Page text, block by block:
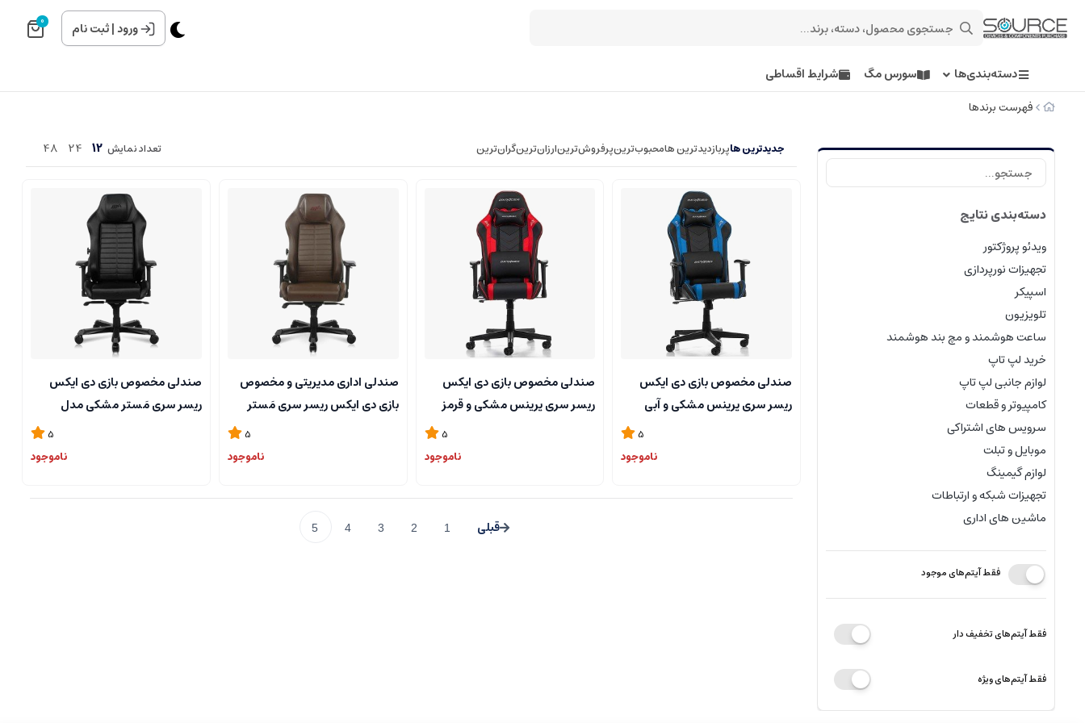
ورود|ثبت نام 0
دسته‌بندی‌ها سورس مگ شرایط اقساطی
فهرست برندها
دسته‌بندی نتایج
ویدئو پروژکتور
تجهیزات نورپردازی
اسپیکر
تلویزیون
ساعت هوشمند و مچ بند هوشمند
خرید لپ تاپ
لوازم جانبی لپ تاپ
کامپیوتر و قطعات
سرویس های اشتراکی
موبایل و تبلت
لوازم گیمینگ
تجهیزات شبکه و ارتباطات
ماشین های اداری
فقط آیتم‌های موجود
فقط آیتم‌های تخفیف دار
فقط آیتم‌های ویژه
جدیدترین هاپربازدیدترین هامحبوب‌‌ترینپرفروش‌ترینارزان‌ترینگران‌ترین تعداد نمایش 12
24
48
صندلی مخصوص بازی دی ایکس
ریسر سری پرینس مشکی و آبی
مدل Dxracer Prince Series
OH/D6100/NB black and blue
5
ناموجود
صندلی مخصوص بازی دی ایکس
ریسر سری پرینس مشکی و قرمز
مدل Dxracer Prince Series
OH/D6100/NR black and red
5
ناموجود
صندلی اداری مدیریتی و مخصوص
بازی دی ایکس ریسر سری مَستر
قهوه ای مدل Dxracer Master
Series DMC/DM1200/C brown
5
ناموجود
صندلی مخصوص بازی دی ایکس
ریسر سری مَستر مشکی مدل
5
ناموجود
1
2
3
4
5